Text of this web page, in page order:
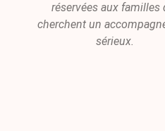
réservées aux familles
cherchent un
sérieux.